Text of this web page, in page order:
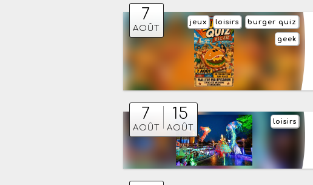
7
AOÛT
burger quiz
loisirs
jeux
geek
7
AOÛT
15
AOÛT
loisirs